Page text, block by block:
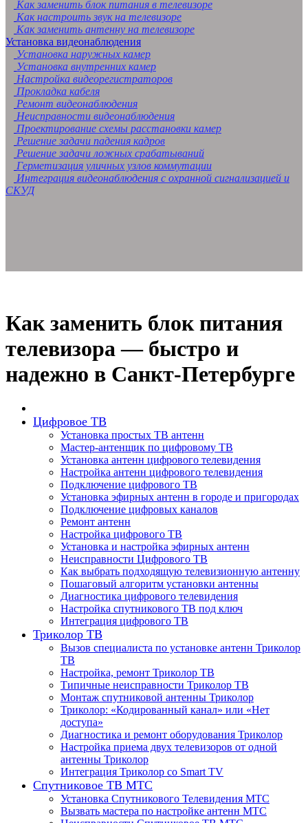
Как заменить блок питания в телевизоре
Как настроить звук на телевизоре
Как заменить антенну на телевизоре
Установка видеонаблюдения
Установка наружных камер
Установка внутренних камер
Настройка видеорегистраторов
Прокладка кабеля
Ремонт видеонаблюдения
Неисправности видеонаблюдения
Проектирование схемы расстановки камер
Решение задачи падения кадров
Решение задачи ложных срабатываний
Герметизация уличных узлов коммутации
Интеграция видеонаблюдения с охранной сигнализацией и
СКУД
Как заменить блок питания
телевизора — быстро и
надежно в Санкт-Петербурге
Цифровое ТВ
Установка простых ТВ антенн
Мастер-антенщик по цифровому ТВ
Установка антенн цифрового телевидения
Настройка антенн цифрового телевидения
Подключение цифрового ТВ
Установка эфирных антенн в городе и пригородах
Подключение цифровых каналов
Ремонт антенн
Настройка цифрового ТВ
Установка и настройка эфирных антенн
Неисправности Цифрового ТВ
Как выбрать подходящую телевизионную антенну
Пошаговый алгоритм установки антенны
Диагностика цифрового телевидения
Настройка спутникового ТВ под ключ
Интеграция цифрового ТВ
Триколор ТВ
Вызов специалиста по установке антенн Триколор
ТВ
Настройка, ремонт Триколор ТВ
Типичные неисправности Триколор ТВ
Монтаж спутниковой антенны Триколор
Триколор: «Кодированный канал» или «Нет
доступа»
Диагностика и ремонт оборудования Триколор
Настройка приема двух телевизоров от одной
антенны Триколор
Интеграция Триколор со Smart TV
Спутниковое ТВ МТС
Установка Спутникового Телевидения МТС
Вызвать мастера по настройке антенн МТС